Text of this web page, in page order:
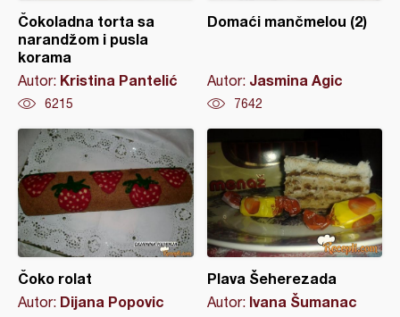
Čokoladna torta sa
narandžom i pusla
korama
Autor: Kristina Pantelić
6215
Domaći mančmelou (2)
Autor: Jasmina Agic
7642
Čoko rolat
Autor: Dijana Popovic
Plava Šeherezada
Autor: Ivana Šumanac